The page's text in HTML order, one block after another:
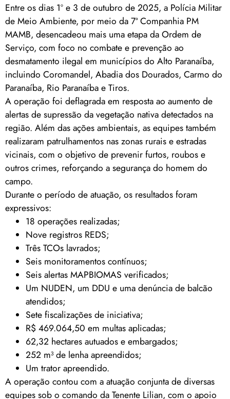
Entre os dias 1º e 3 de outubro de 2025, a Polícia Militar
de Meio Ambiente, por meio da 7ª Companhia PM
MAMB, desencadeou mais uma etapa da Ordem de
Serviço, com foco no combate e prevenção ao
desmatamento ilegal em municípios do Alto Paranaíba,
incluindo Coromandel, Abadia dos Dourados, Carmo do
Paranaíba, Rio Paranaíba e Tiros.
A operação foi deflagrada em resposta ao aumento de
alertas de supressão da vegetação nativa detectados na
região. Além das ações ambientais, as equipes também
realizaram patrulhamentos nas zonas rurais e estradas
vicinais, com o objetivo de prevenir furtos, roubos e
outros crimes, reforçando a segurança do homem do
campo.
Durante o período de atuação, os resultados foram
expressivos:
18 operações realizadas;
Nove registros REDS;
Três TCOs lavrados;
Seis monitoramentos contínuos;
Seis alertas MAPBIOMAS verificados;
Um NUDEN, um DDU e uma denúncia de balcão
atendidos;
Sete fiscalizações de iniciativa;
R$ 469.064,50 em multas aplicadas;
62,32 hectares autuados e embargados;
252 m³ de lenha apreendidos;
Um trator apreendido.
A operação contou com a atuação conjunta de diversas
equipes sob o comando da Tenente Lilian, com o apoio